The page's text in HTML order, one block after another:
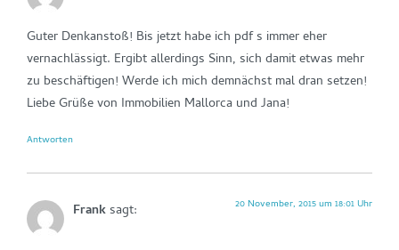
Guter Denkanstoß! Bis jetzt habe ich pdf s immer eher
vernachlässigt. Ergibt allerdings Sinn, sich damit etwas mehr
zu beschäftigen! Werde ich mich demnächst mal dran setzen!
Liebe Grüße von Immobilien Mallorca und Jana!
Antworten
Franksagt: 20 November, 2015 um 18:01 Uhr